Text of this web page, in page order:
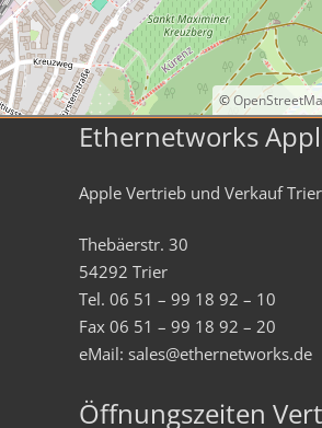
©
Ethernetworks
Apple Vertrieb und Verkauf
Thebäerstr. 30
54292 Trier
Tel. 06 51 – 99 18 92 – 10
Fax 06 51 – 99 18 92 – 20
eMail: sales@ethernetworks.de
Öffnungszeiten